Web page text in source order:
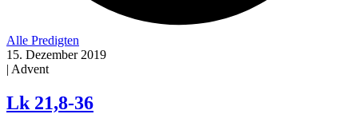
Alle Predigten
15. Dezember 2019
| Advent
Lk 21,8-36